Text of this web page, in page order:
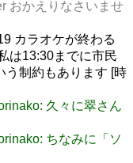
おかえりなさいませ
カラオケが終わる
は13:30までに市民
う制約もあります [時
久々に翠さん
ちなみに「ソ